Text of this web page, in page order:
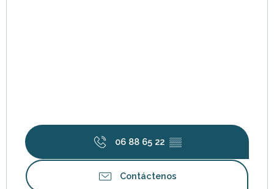
06 88 65 22 ▒▒
Contáctenos